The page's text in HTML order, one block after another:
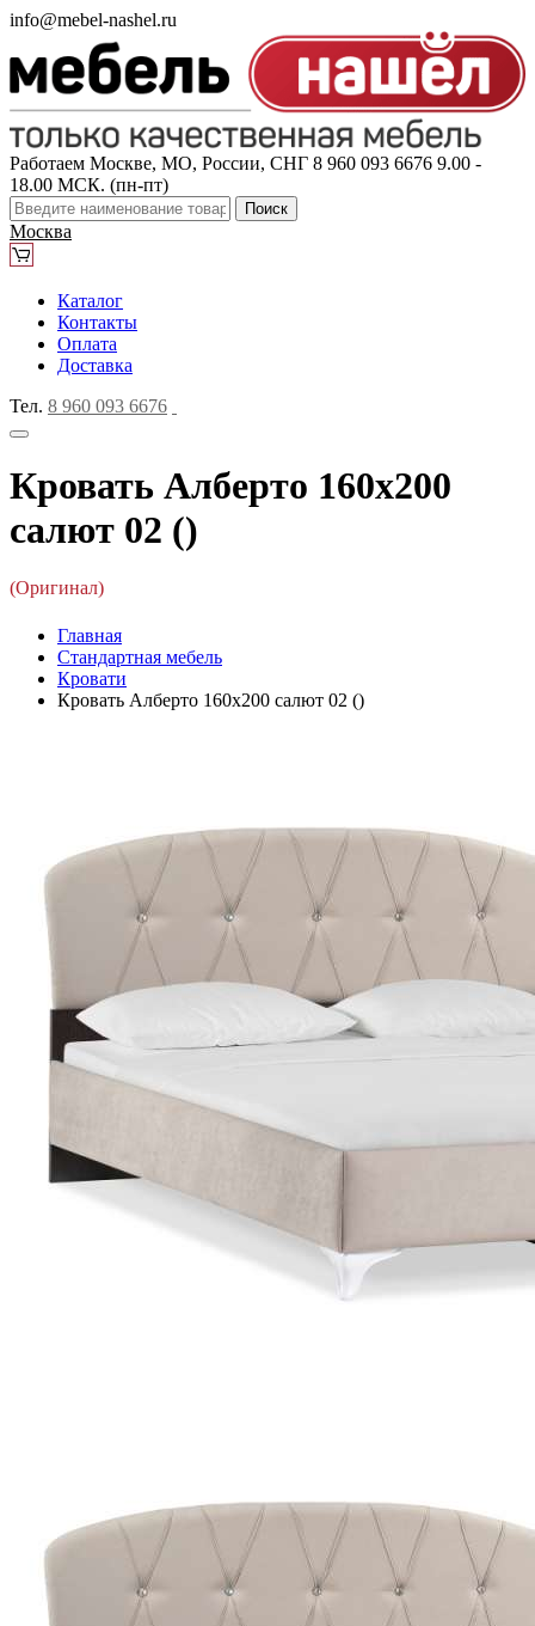
info@mebel-nashel.ru
Работаем Москве, МО, России, СНГ 8 960 093 6676 9.00 -
18.00 МСК. (пн-пт)
Поиск
Москва
Каталог
Контакты
Оплата
Доставка
Тел. 8 960 093 6676
Кровать Алберто 160x200
салют 02 ()
(Оригинал)
Главная
Стандартная мебель
Кровати
Кровать Алберто 160x200 салют 02 ()